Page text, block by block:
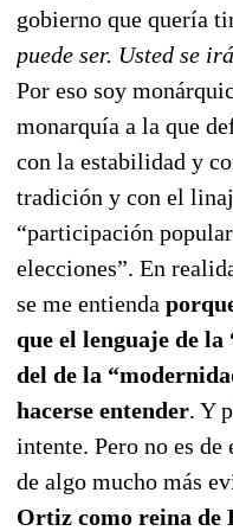
gobierno que quería
puede ser. Usted se
Por eso soy
monarquía a la que
con la estabilidad y
tradición y con el
“participación
elecciones”. En
se me entienda
que el lenguaje de
del de la
hacerse entender. Y
intente. Pero no es
de algo mucho más
Ortiz como reina de